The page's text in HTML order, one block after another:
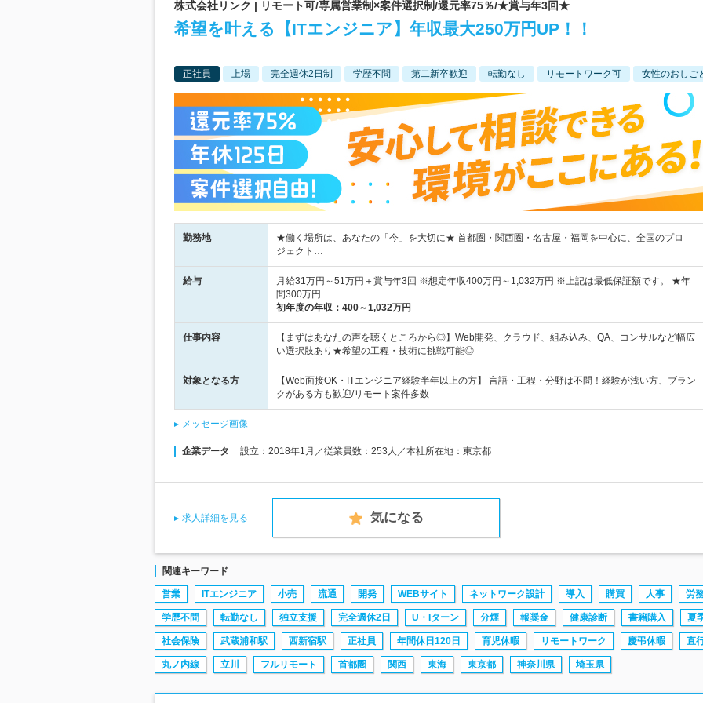
株式会社リンク | リモート可/専属営業制×案件選択制/還元率75％/★賞与年3回★
希望を叶える【ITエンジニア】年収最大250万円UP！！
正社員 上場 完全週休2日制 学歴不問 第二新卒歓迎 転勤なし リモートワーク可 女性のおしご
勤務地
★働く場所は、あなたの「今」を大切に★ 首都圏・関西圏・名古屋・福岡を中心に、全国のプロ
ジェクト…
給与
月給31万円～51万円＋賞与年3回 ※想定年収400万円～1,032万円 ※上記は最低保証額です。 ★年
間300万円…
初年度の年収： 400～1,032万円
仕事内容
【まずはあなたの声を聴くところから◎】Web開発、クラウド、組み込み、QA、コンサルなど幅広
い選択肢あり★希望の工程・技術に挑戦可能◎
対象となる方
【Web面接OK・ITエンジニア経験半年以上の方】 言語・工程・分野は不問！経験が浅い方、ブラン
クがある方も歓迎/リモート案件多数
メッセージ画像
企業データ 設立：2018年1月／従業員数：253人／本社所在地：東京都
求人詳細を見る 気になる
関連キーワード
営業 ITエンジニア 小売 流通 開発 WEBサイト ネットワーク設計 導入 購買 人事 労
学歴不問 転勤なし 独立支援 完全週休2日 U・Iターン 分煙 報奨金 健康診断 書籍購入 夏
社会保険 武蔵浦和駅 西新宿駅 正社員 年間休日120日 育児休暇 リモートワーク 慶弔休暇 直
丸ノ内線 立川 フルリモート 首都圏 関西 東海 東京都 神奈川県 埼玉県